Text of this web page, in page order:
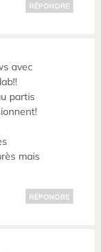
RÉPONDRE
avec
partis
mais
RÉPONDRE